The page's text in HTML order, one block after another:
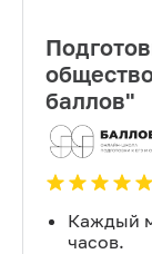
баллов"
Каждый
часов.